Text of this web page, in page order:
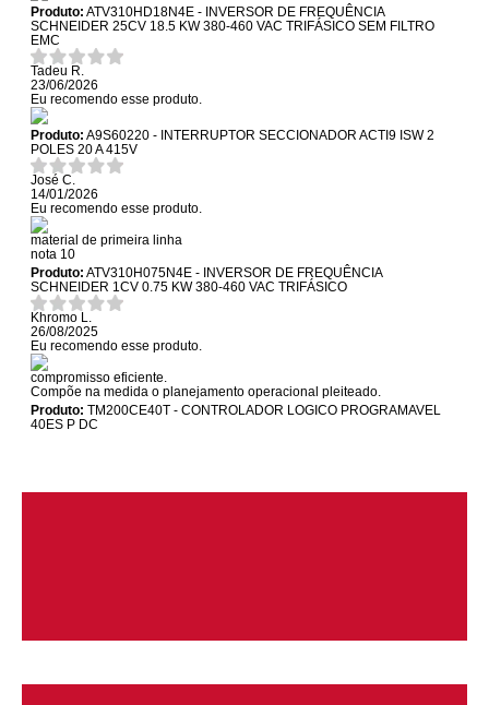
Produto: ATV310HD18N4E - INVERSOR DE FREQUÊNCIA
SCHNEIDER 25CV 18.5 KW 380-460 VAC TRIFÁSICO SEM FILTRO
EMC
Tadeu R.
23/06/2026
Eu recomendo esse produto.
Produto: A9S60220 - INTERRUPTOR SECCIONADOR ACTI9 ISW 2
POLES 20 A 415V
José C.
14/01/2026
Eu recomendo esse produto.
material de primeira linha
nota 10
Produto: ATV310H075N4E - INVERSOR DE FREQUÊNCIA
SCHNEIDER 1CV 0.75 KW 380-460 VAC TRIFÁSICO
Khromo L.
26/08/2025
Eu recomendo esse produto.
compromisso eficiente.
Compõe na medida o planejamento operacional pleiteado.
Produto: TM200CE40T - CONTROLADOR LOGICO PROGRAMAVEL
40ES P DC